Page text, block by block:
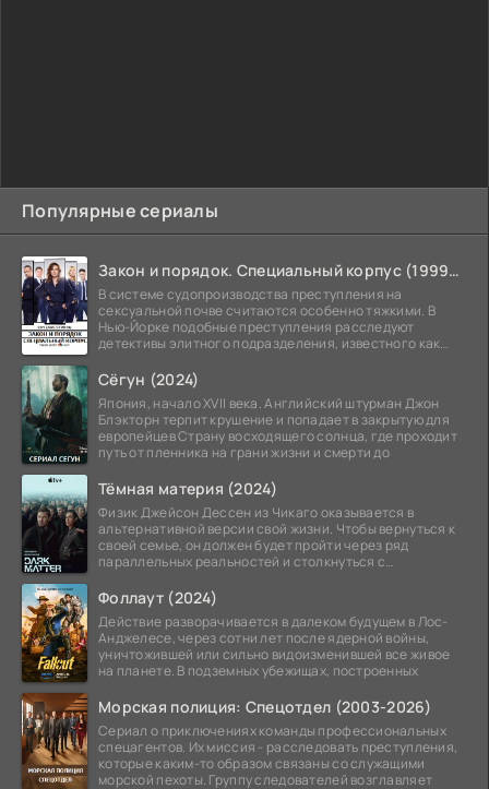
Популярные сериалы
Закон и порядок. Специальный корпус (1999-2026)
В системе судопроизводства преступления на
сексуальной почве считаются особенно тяжкими. В
Нью-Йорке подобные преступления расследуют
детективы элитного подразделения, известного как
Сёгун (2024)
Япония, начало XVII века. Английский штурман Джон
Блэкторн терпит крушение и попадает в закрытую для
европейцев Страну восходящего солнца, где проходит
путь от пленника на грани жизни и смерти до
Тёмная материя (2024)
Физик Джейсон Дессен из Чикаго оказывается в
альтернативной версии свой жизни. Чтобы вернуться к
своей семье, он должен будет пройти через ряд
параллельных реальностей и столкнуться с
Фоллаут (2024)
Действие разворачивается в далеком будущем в Лос-
Анджелесе, через сотни лет после ядерной войны,
уничтожившей или сильно видоизменившей все живое
на планете. В подземных убежищах, построенных
Морская полиция: Спецотдел (2003-2026)
Сериал о приключениях команды профессиональных
спецагентов. Их миссия - расследовать преступления,
которые каким-то образом связаны со служащими
морской пехоты. Группу следователей возглавляет